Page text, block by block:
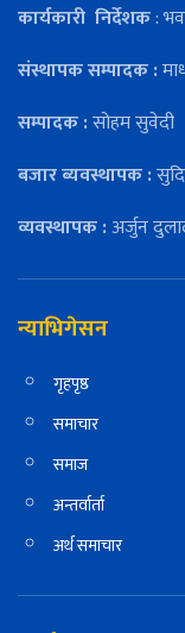
कार्यकारी निर्देशक:
संस्थापक सम्पादक :
सम्पादक :सोहम सुवेदी
बजार ब्यवस्थापक :
व्यवस्थापक :अर्जुन
न्याभिगेसन
गृहपृष्ठ
समाचार
समाज
अन्तर्वार्ता
अर्थ समाचार